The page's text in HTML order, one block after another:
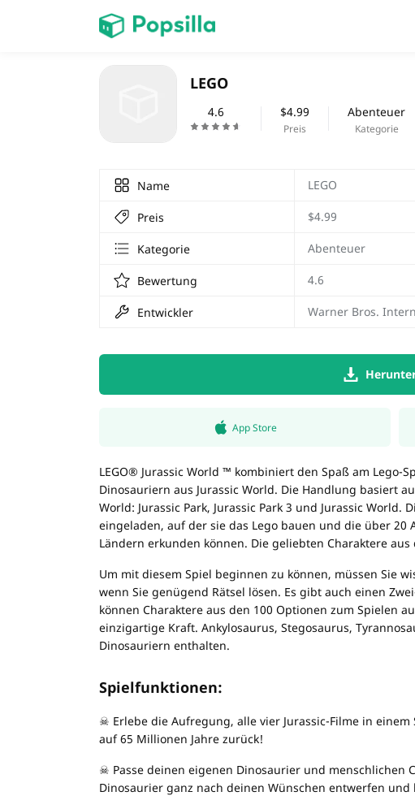
LEGO
4.6 $4.99
Preis
Abenteuer
Kategorie
Name LEGO
Preis $4.99
Kategorie Abenteuer
Bewertung 4.6
Entwickler Warner Bros.
App Store
LEGO® Jurassic World ™ kombiniert den Spaß am
Dinosauriern aus Jurassic World. Die Handlung basiert
World: Jurassic Park, Jurassic Park 3 und Jurassic World.
eingeladen, auf der sie das Lego bauen und die über
Ländern erkunden können. Die geliebten Charaktere
Um mit diesem Spiel beginnen zu können, müssen Sie
wenn Sie genügend Rätsel lösen. Es gibt auch einen
können Charaktere aus den 100 Optionen zum Spielen
einzigartige Kraft. Ankylosaurus, Stegosaurus,
Dinosauriern enthalten.
Spielfunktionen:
☠ Erlebe die Aufregung, alle vier Jurassic-Filme in einem
auf 65 Millionen Jahre zurück!
☠ Passe deinen eigenen Dinosaurier und menschlichen
Dinosaurier ganz nach deinen Wünschen entwerfen